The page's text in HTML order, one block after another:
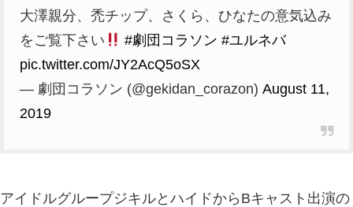
大澤親分、禿チップ、さくら、ひなたの意気込み
をご覧下さい
#劇団コラソン #ユルネバ
pic.twitter.com/JY2AcQ5oSX
— 劇団コラソン (@gekidan_corazon) August 11,
2019
アイドルグループジキルとハイドからBキャスト出演の